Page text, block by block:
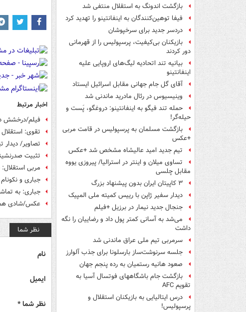
بازگشت اندونگ به استقلال منتفی شد
فیفا توهین‌کنندگان به اینفانتینو را تهدید کرد
دردسر جدید برای سرخپوشان
بازیکنان بی‌کیفیت، پرسپولیس را از قهرمانی
دور کردند
بیانیه تند اتحادیه لیگ‌های اروپایی علیه
اینفانتینو
آقای گل جام جهانی مقابل اسرائیل ایستاد
وینیسیوس در رئال مادرید ماندنی شد
حمله تند فیگو به اینفانتینو: دروغگو، پَست‌ و
حیله‌گر!
بازگشت مسلمان به پرسپولیس در قامت مربی
+عکس
تیم جدید امید عالیشاه مشخص شد +عکس
تساوی میلان و اینتر در استرالیا/ پیروزی یووه
مقابل چلسی
۳ کاپیتان ایران بدون پیشنهاد بزرگ
دیدار سفیر ژاپن با رییس کمیته ملی المپیک
جنجال جدید نیمار در برزیل +فیلم
می‌شد به آسانی کمتر پول داد و رضاییان را نگه
داشت
سرمربی تیم ملی عراق ماندنی شد
جلسه سرنوشت‌ساز بارسلونا برای جذب آلوارز
صعود هانیه رستمیان به رده پنجم جهان
بازگشت جام باشگاههای فوتسال آسیا به
تقویم AFC
درس ایتالیایی‌ به بازیکنان استقلال و
پرسپولیس!
اخبار مرتبط
فیلم/درخشش
تقوی:
تصاویر/ دیدار
تثبیت
مربی استقلال:
جباری و
جباری: به
عکس/شادی
نظر شما
نام
ایمیل
نظر شما *